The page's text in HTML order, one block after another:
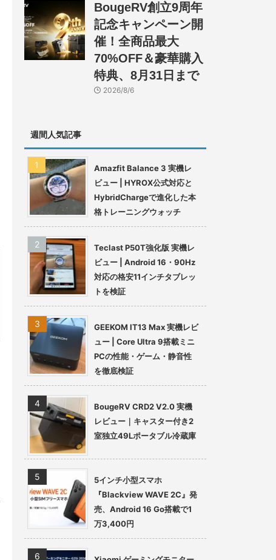
BougeRV創立9周年
記念キャンペーン開
催！全商品最大
70%OFF＆豪華購入
特典、8月31日まで
2026/8/6
週間人気記事
Amazfit Balance 3 実機レ
ビュー | HYROX公式対応と
HybridChargeで進化した本
格トレーニングウォッチ
Teclast P50T強化版 実機レ
ビュー | Android 16・90Hz
対応の格安11インチタブレッ
トを検証
GEEKOM IT13 Max 実機レビ
ュー | Core Ultra 9搭載ミニ
PCの性能・ゲーム・静音性
を徹底検証
BougeRV CRD2 V2.0 実機
レビュー｜キャスター付き2
室独立49Lポータブル冷蔵庫
5インチ小型スマホ
『Blackview WAVE 2C』発
売、Android 16 Go搭載で1
万3,400円